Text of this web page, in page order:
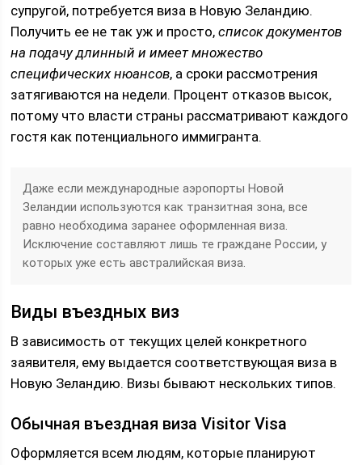
супругой, потребуется виза в Новую Зеландию.
Получить ее не так уж и просто,список документов
на подачу длинный и имеет множество
специфических нюансов, а сроки рассмотрения
затягиваются на недели. Процент отказов высок,
потому что власти страны рассматривают каждого
гостя как потенциального иммигранта.
Даже если международные аэропорты Новой
Зеландии используются как транзитная зона, все
равно необходима заранее оформленная виза.
Исключение составляют лишь те граждане России, у
которых уже есть австралийская виза.
Виды въездных виз
В зависимость от текущих целей конкретного
заявителя, ему выдается соответствующая виза в
Новую Зеландию. Визы бывают нескольких типов.
Обычная въездная виза Visitor Visa
Оформляется всем людям, которые планируют